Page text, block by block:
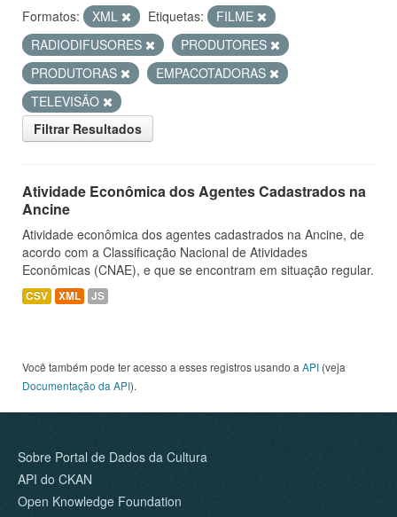
Formatos: XML Etiquetas:
FILME
RADIODIFUSORES
PRODUTORES
PRODUTORAS
EMPACOTADORAS
TELEVISÃO
Filtrar Resultados
Atividade Econômica dos Agentes Cadastrados na
Ancine
Atividade econômica dos agentes cadastrados na Ancine, de
acordo com a Classificação Nacional de Atividades
Econômicas (CNAE), e que se encontram em situação regular.
CSV XML JS
Você também pode ter acesso a esses registros usando a API (veja
Documentação da API).
Sobre Portal de Dados da Cultura
API do CKAN
Open Knowledge Foundation